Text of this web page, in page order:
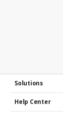
Solutions
Help Center